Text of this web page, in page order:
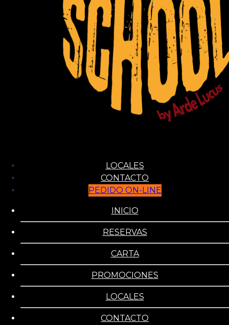
LOCALES
CONTACTO
PEDIDO ON-LINE
INICIO
RESERVAS
CARTA
PROMOCIONES
LOCALES
CONTACTO